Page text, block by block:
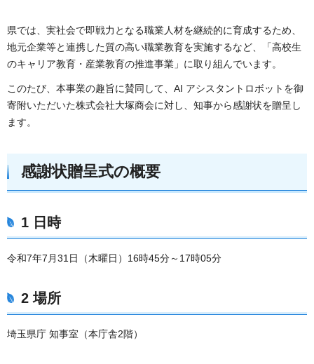
県では、実社会で即戦力となる職業人材を継続的に育成するため、
地元企業等と連携した質の高い職業教育を実施するなど、「高校生
のキャリア教育・産業教育の推進事業」に取り組んでいます。
このたび、本事業の趣旨に賛同して、AI アシスタントロボットを御
寄附いただいた株式会社大塚商会に対し、知事から感謝状を贈呈し
ます。
感謝状贈呈式の概要
1 日時
令和7年7月31日（木曜日）16時45分～17時05分
2 場所
埼玉県庁 知事室（本庁舎2階）